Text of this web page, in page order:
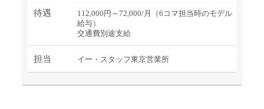
待遇
112,000円～72,000/月（6コマ担当時のモデル
給与）
交通費別途支給
担当 イー・スタッフ東京営業所